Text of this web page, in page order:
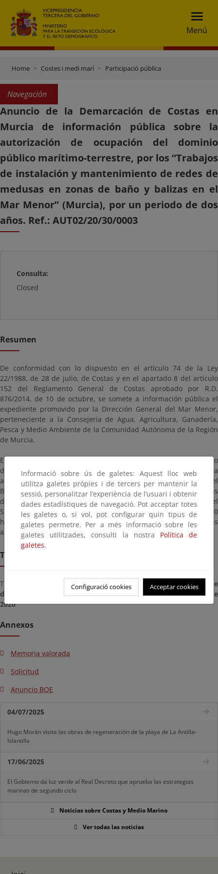
Menú
Home Costes i medi marí Participació pública
Navegación
Anuncio de la Demarcación de Costas en
Murcia de información pública sobre la
autorización de ocupación del dominio
público marítimo-terrestre, por los “Trabajos
de instalación y mantenimiento de redes de
medusas en zonas de baño y balizas en el
Mar Menor” (Murcia), por un periodo de dos
años. Ref.: AUT02/20/30/0003
Consulta:
Closed
Resumen
De conformidad con lo dispuesto en el artículo 74 de la Ley
22/1988, de 28 de julio, de Costas y en el apartado 8 del artículo
152 del Reglamento General de Costas aprobado por R.D.
876/2014, de 10 de octubre, se somete a información pública el
expediente promovido por la Dirección General del Mar Menor,
perteneciente a la Consejería de Agua, Agricultura, Ganadería,
Pesca y Medio Ambiente de la Comunidad Autónoma de la Región
de Murcia.
El expediente estará a disposición del público durante un plazo
de VEINTE (20) DÍAS hábiles, contados a partir del día siguiente a
aquél en que tenga lugar la publicación de este anuncio en el
Boletín Oficial del Estado, pudiendo ser examinado en las oficinas
de esta Demarcación de Costas en Murcia, Avenida Alfonso X el
Sabio, 6 - 1ª planta, en horario de lunes a viernes, de 9:00 a 14:00
horas. Plazo durante el cual los interesados podrán formular las
alegaciones que estimen oportunas.
Termini de remissió
Termini per presentar documents des del diadimecres, 07 de
d’octubre de 2020
fins al diadimecres, 04 de de novembre de
2020
Annexos
Memoria valorada
Solicitud
Anuncio BOE
04/07/2025
Hugo Morán visita las obras de regeneración de la playa de La Antilla-
Islantilla
17/06/2025
El Gobierno da luz verde al Real Decreto que aprueba las estrategias
marinas de segundo ciclo
Noticias sobre Costas y Medio Marino
Ver todas las noticias
Informació sobre ús de galetes: Aquest lloc web
utilitza galetes pròpies i de tercers per mantenir la
sessió, personalitzar l’experiència de l’usuari i obtenir
dades estadístiques de navegació. Pot acceptar totes
les galetes o, si vol, pot configurar quin tipus de
galetes permetre. Per a més informació sobre les
galetes utilitzades, consulti la nostra Política de
galetes.
Configuració cookies Acceptar cookies